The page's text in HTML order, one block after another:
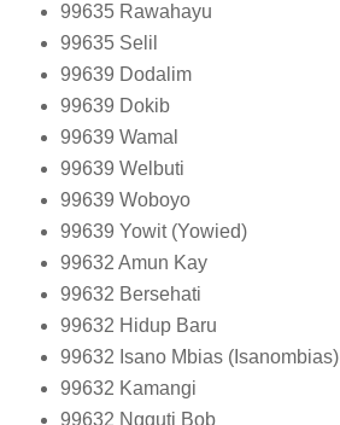
99635 Rawahayu
99635 Selil
99639 Dodalim
99639 Dokib
99639 Wamal
99639 Welbuti
99639 Woboyo
99639 Yowit (Yowied)
99632 Amun Kay
99632 Bersehati
99632 Hidup Baru
99632 Isano Mbias (Isanombias)
99632 Kamangi
99632 Ngguti Bob